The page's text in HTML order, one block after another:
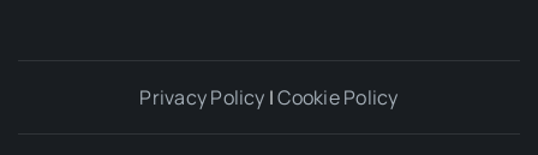
Privacy Policy |Cookie Policy